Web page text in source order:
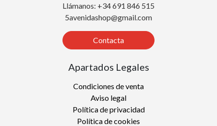
Llámanos: +34 691 846 515
5avenidashop@gmail.com
Contacta
Apartados Legales
Condiciones de venta
Aviso legal
Política de privacidad
Política de cookies